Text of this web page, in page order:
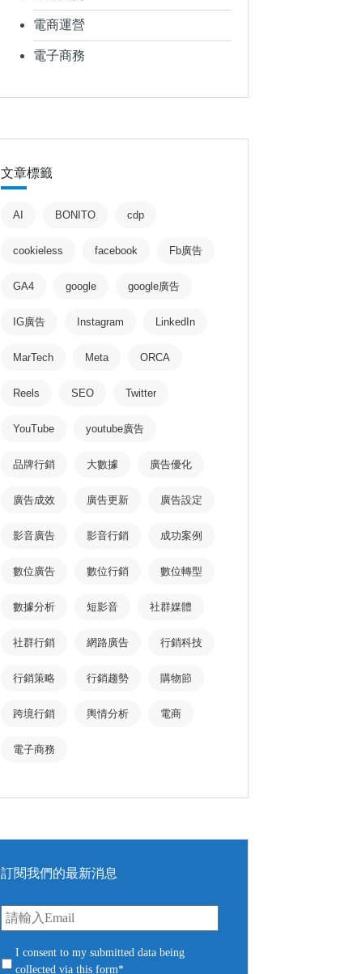
電商運營
電子商務
文章標籤
AI BONITO cdp
cookieless facebook Fb廣告
GA4 google google廣告
IG廣告 Instagram LinkedIn
MarTech Meta ORCA
Reels SEO Twitter
YouTube youtube廣告
品牌行銷 大數據 廣告優化
廣告成效 廣告更新 廣告設定
影音廣告 影音行銷 成功案例
數位廣告 數位行銷 數位轉型
數據分析 短影音 社群媒體
社群行銷 網路廣告 行銷科技
行銷策略 行銷趨勢 購物節
跨境行銷 輿情分析 電商
電子商務
訂閱我們的最新消息
E
m
a
lo
I consent to my submitted data being
collected via this form*